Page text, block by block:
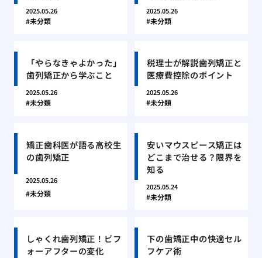
2025.05.26
未分類
2025.05.26
未分類
「やらなきゃよかった」
歯列矯正から学ぶこと
2025.05.26
未分類
税理士が解説歯列矯正と
医療費控除のポイント
2025.05.26
未分類
矯正歯科医が語る高校生
の歯列矯正
2025.05.26
未分類
安いマウスピース矯正は
どこまで治せる？限界を
知る
2025.05.24
未分類
しゃくれ歯列矯正！ビフ
ォーアフターの変化
下の歯矯正中の快適セル
フケア術